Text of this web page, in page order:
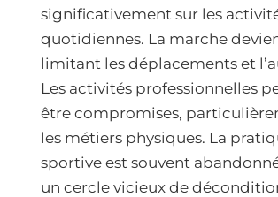
significativement sur les
quotidiennes. La marche
limitant les déplacements et
Les activités professionnelles
être compromises,
les métiers physiques. La
sportive est souvent
un cercle vicieux de